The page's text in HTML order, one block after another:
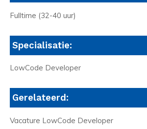
Fulltime (32-40 uur)
Specialisatie:
LowCode Developer
Gerelateerd:
Vacature LowCode Developer